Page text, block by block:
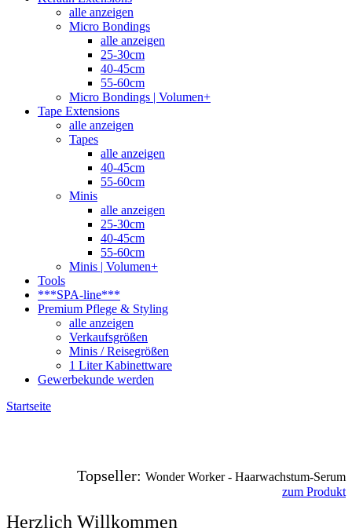
alle anzeigen
Micro Bondings
alle anzeigen
25-30cm
40-45cm
55-60cm
Micro Bondings | Volumen+
Tape Extensions
alle anzeigen
Tapes
alle anzeigen
40-45cm
55-60cm
Minis
alle anzeigen
25-30cm
40-45cm
55-60cm
Minis | Volumen+
Tools
***SPA-line***
Premium Pflege & Styling
alle anzeigen
Verkaufsgrößen
Minis / Reisegrößen
1 Liter Kabinettware
Gewerbekunde werden
Startseite
Topseller: Wonder Worker - Haarwachstum-Serum
zum Produkt
Herzlich Willkommen